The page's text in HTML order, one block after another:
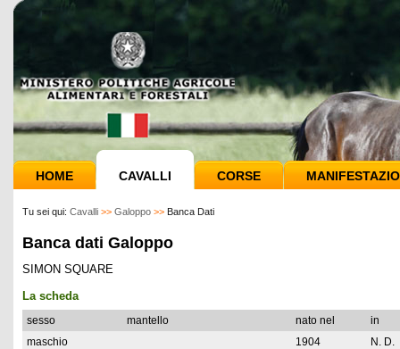
HOME CAVALLI CORSE
Tu sei qui: Cavalli >> Galoppo >> Banca Dati
Banca dati Galoppo
SIMON SQUARE
La scheda
sesso mantello nato nel
in
maschio
1904 N. D.